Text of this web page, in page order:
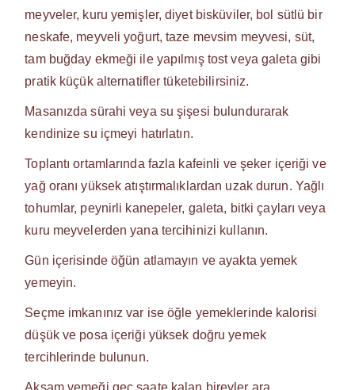
meyveler, kuru yemişler, diyet bisküviler, bol sütlü bir
neskafe, meyveli yoğurt, taze mevsim meyvesi, süt,
tam buğday ekmeği ile yapılmış tost veya galeta gibi
pratik küçük alternatifler tüketebilirsiniz.
Masanızda sürahi veya su şişesi bulundurarak
kendinize su içmeyi hatırlatın.
Toplantı ortamlarında fazla kafeinli ve şeker içeriği ve
yağ oranı yüksek atıştırmalıklardan uzak durun. Yağlı
tohumlar, peynirli kanepeler, galeta, bitki çayları veya
kuru meyvelerden yana tercihinizi kullanın.
Gün içerisinde öğün atlamayın ve ayakta yemek
yemeyin.
Seçme imkanınız var ise öğle yemeklerinde kalorisi
düşük ve posa içeriği yüksek doğru yemek
tercihlerinde bulunun.
Akşam yemeği geç saate kalan bireyler ara